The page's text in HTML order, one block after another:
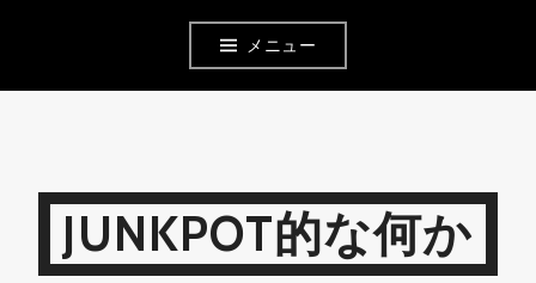
メニュー
JUNKPOT的な何か